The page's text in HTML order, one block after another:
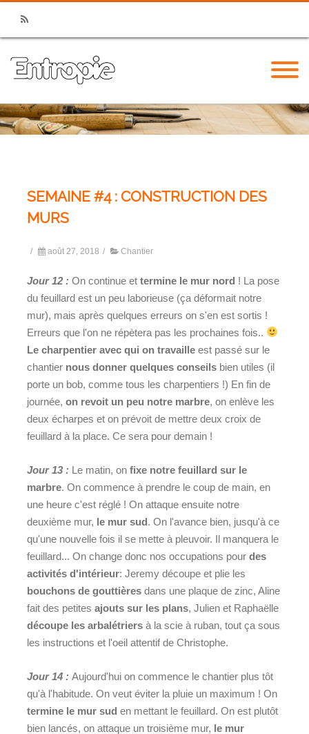
RSS
SEMAINE #4 : CONSTRUCTION DES
MURS
/ août 27, 2018 / Chantier
Jour 12 : On continue et termine le mur nord ! La pose
du feuillard est un peu laborieuse (ça déformait notre
mur), mais après quelques erreurs on s'en est sortis !
Erreurs que l'on ne répètera pas les prochaines fois..
Le charpentier avec qui on travaille est passé sur le
chantier nous donner quelques conseils bien utiles (il
porte un bob, comme tous les charpentiers !) En fin de
journée, on revoit un peu notre marbre, on enlève les
deux écharpes et on prévoit de mettre deux croix de
feuillard à la place. Ce sera pour demain !
Jour 13 : Le matin, on fixe notre feuillard sur le
marbre. On commence à prendre le coup de main, en
une heure c'est réglé ! On attaque ensuite notre
deuxième mur, le mur sud. On l'avance bien, jusqu'à ce
qu'une nouvelle fois il se mette à pleuvoir. Il manquera le
feuillard... On change donc nos occupations pour des
activités d'intérieur: Jeremy découpe et plie les
bouchons de gouttières dans une plaque de zinc, Aline
fait des petites ajouts sur les plans, Julien et Raphaëlle
découpe les arbalétriers à la scie à ruban, tout ça sous
les instructions et l'oeil attentif de Christophe.
Jour 14 : Aujourd'hui on commence le chantier plus tôt
qu'à l'habitude. On veut éviter la pluie un maximum ! On
termine le mur sud en mettant le feuillard. On est plutôt
bien lancés, on attaque un troisième mur, le mur